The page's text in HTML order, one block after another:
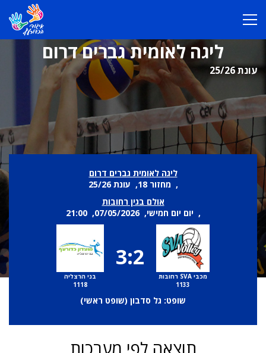
ליגה לאומית גברים דרום
עונת 25/26
ליגה לאומית גברים דרום
, מחזור 18, עונת 25/26
אולם בגין רחובות
, יום יום חמישי, 07/05/2026, 21:00
מכבי SVA רחובות
1133
3:2
בני הרצליה
1118
שופט: גל סדבון (שופט ראשי)
תוצאה לפי מערכות